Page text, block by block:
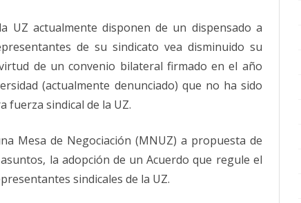
UZ actualmente disponen de un dispensado a
de su sindicato vea disminuido su
de un convenio bilateral firmado en el año
(actualmente denunciado) que no ha sido
fuerza sindical de la UZ.
Mesa de Negociación (MNUZ) a propuesta de
la adopción de un Acuerdo que regule el
sindicales de la UZ.